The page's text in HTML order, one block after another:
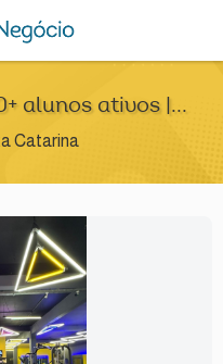
alunos ativos |...
Catarina